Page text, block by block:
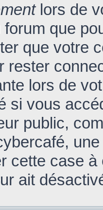
lors de
que
que votre
rester
lors de
si vous
public,
cette case à
ait